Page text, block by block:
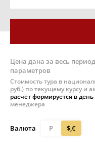
Цена дана за весь
параметров
Стоимость тура в
руб.) по текущему курсу и
расчёт формируется в
менеджера
Валюта Р $,€